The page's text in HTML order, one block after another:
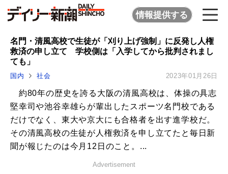
情報提供する
名門・清風高校で生徒が「刈り上げ強制」に反発し人権
救済の申し立て 学校側は「入学してから批判されまし
ても」
国内 社会 2023年01月26日
約80年の歴史を誇る大阪の清風高校は、体操の具志
堅幸司や池谷幸雄らが輩出したスポーツ名門校である
だけでなく、東大や京大にも合格者を出す進学校だ。
その清風高校の生徒が人権救済を申し立てたと毎日新
聞が報じたのは今月12日のこと。...
Advertisement